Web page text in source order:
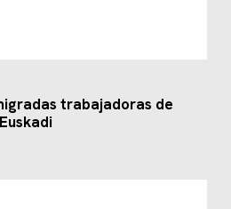
trabajadoras de